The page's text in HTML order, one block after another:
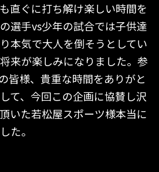
直ぐに打ち解け楽しい時間を
選手vs少年の試合では子供達
本気で大人を倒そうとしてい
来が楽しみになりました。参
皆様、貴重な時間をありがと
て、今回この企画に協賛し沢
いた若松屋スポーツ様本当に
た。